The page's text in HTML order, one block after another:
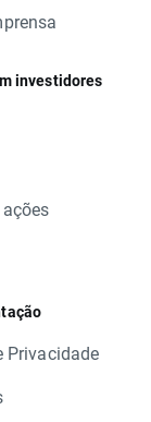
investidores
Privacidade